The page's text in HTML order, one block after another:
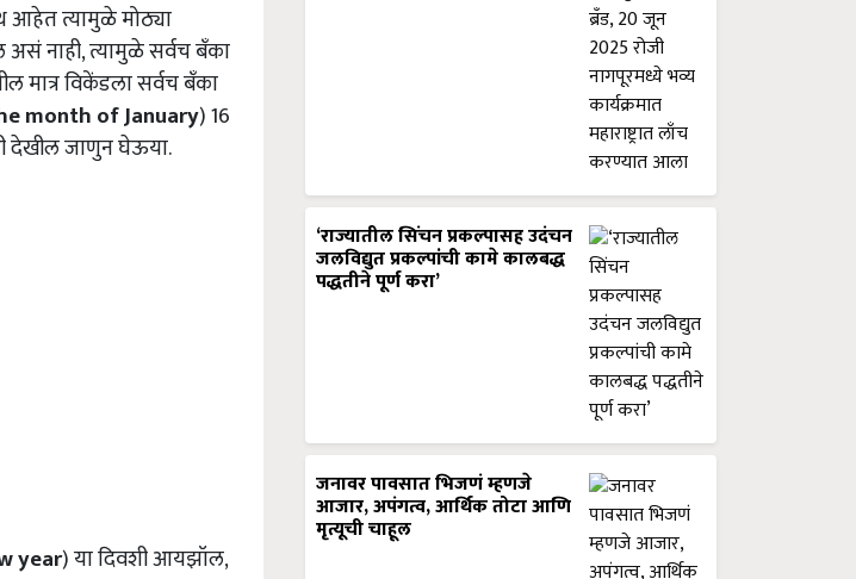
आहेत त्यामुळे मोठ्या
असं नाही, त्यामुळे सर्वच बँका
मात्र विकेंडला सर्वच बँका
month of January) 16
देखील जाणुन घेऊया.
year) या दिवशी आयझॉल,
‘राज्यातील सिंचन प्रकल्पासह उदंचन
जलविद्युत प्रकल्पांची कामे कालबद्ध
पद्धतीने पूर्ण करा’
जनावर पावसात भिजणं म्हणजे
आजार, अपंगत्व, आर्थिक तोटा आणि
मृत्यूची चाहूल